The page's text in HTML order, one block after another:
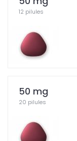
12 pilules
50 mg
20 pilules